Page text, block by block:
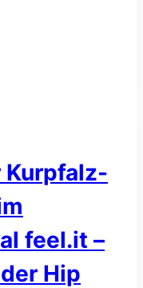
Kurpfalz-
feel.it –
Hip